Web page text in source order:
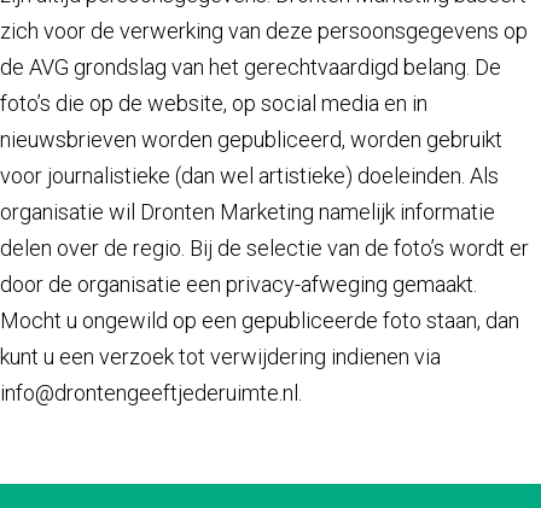
zich voor de verwerking van deze persoonsgegevens op
de AVG grondslag van het gerechtvaardigd belang. De
foto’s die op de website, op social media en in
nieuwsbrieven worden gepubliceerd, worden gebruikt
voor journalistieke (dan wel artistieke) doeleinden. Als
organisatie wil Dronten Marketing namelijk informatie
delen over de regio. Bij de selectie van de foto’s wordt er
door de organisatie een privacy-afweging gemaakt.
Mocht u ongewild op een gepubliceerde foto staan, dan
kunt u een verzoek tot verwijdering indienen via
info@drontengeeftjederuimte.nl.